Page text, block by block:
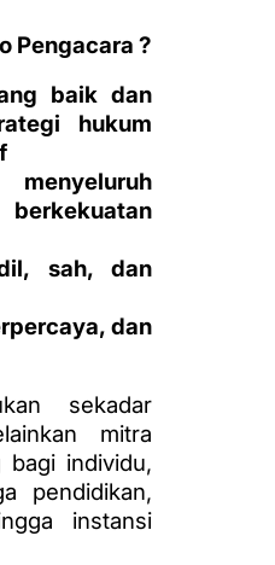
Pengacara ?
baik dan
hukum
sah, dan
dan
sekadar
mitra
bagi individu,
pendidikan,
instansi